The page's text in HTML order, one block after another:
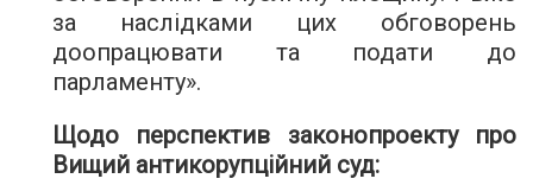
за наслідками цих обговорень
доопрацювати та подати до
парламенту».
Щодо перспектив законопроекту про
Вищий антикорупційний суд: